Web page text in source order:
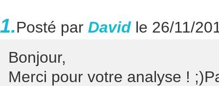
1.Posté parDavid le 26/11/
Bonjour,
Merci pour votre analyse !